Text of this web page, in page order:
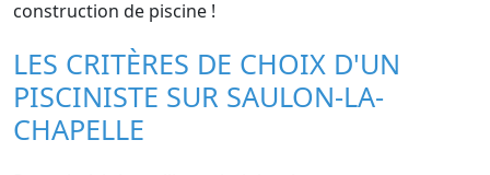
construction de piscine !
LES CRITÈRES DE CHOIX D'UN
PISCINISTE SUR SAULON-LA-
CHAPELLE